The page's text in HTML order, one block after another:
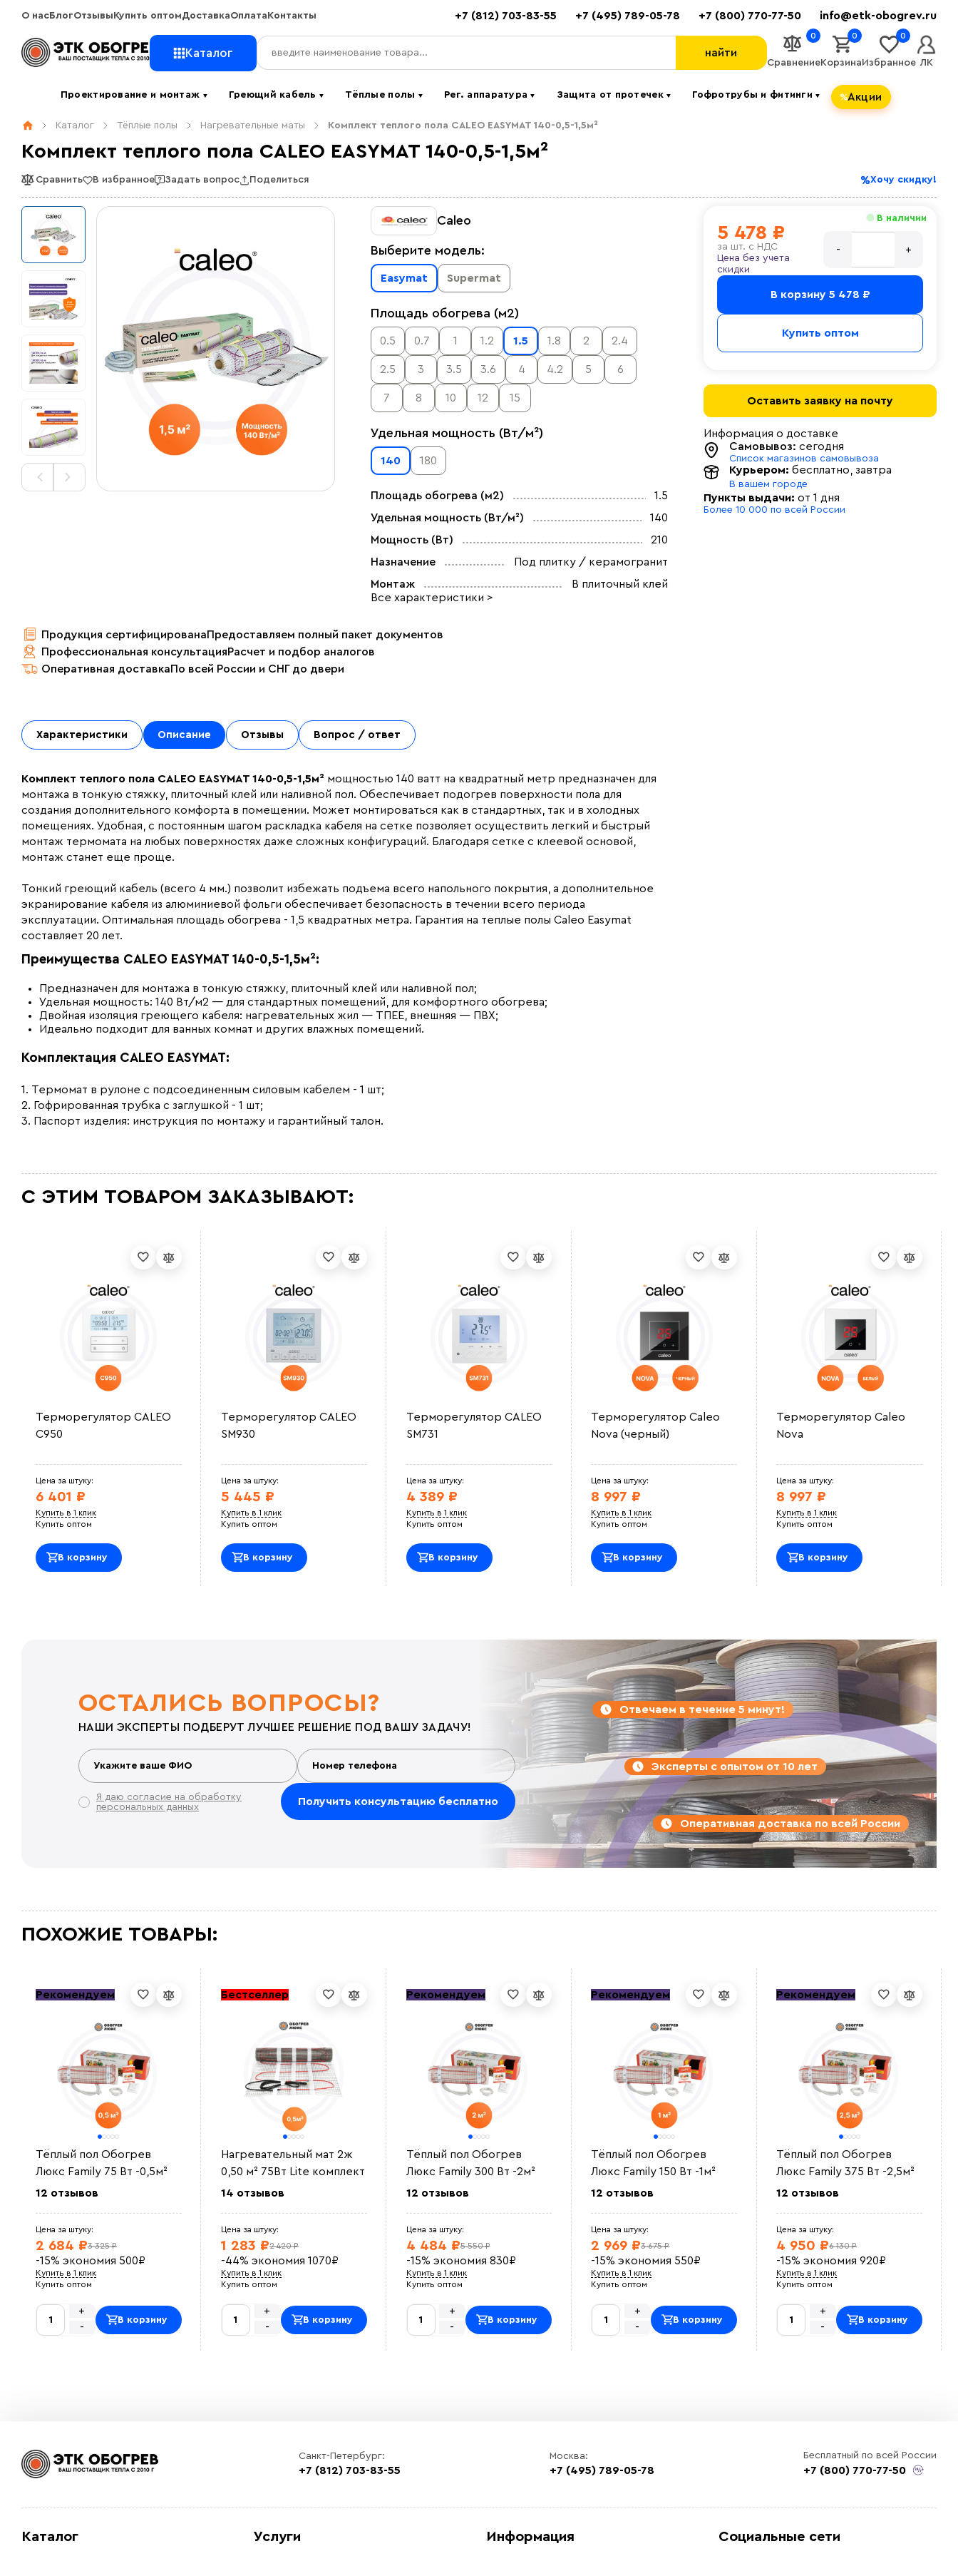
О нас БлогОтзывы Купить оптомДоставкаОплата Контакты +7 (812) 703-83-55 +7 (495) 789-05-78 +7 (800) 770-77-50 info@etk-obogrev.ru
Каталог найти
Сравнение
0
Корзина
0
Избранное
0
ЛК
Проектирование и монтаж ▼ Греющий кабель▼ Тёплые полы ▼ Рег. аппаратура▼ Защита от протечек▼ Гофротрубы и фитинги▼ Акции
Каталог Тёплые полы Нагревательные маты Комплект теплого пола CALEO EASYMAT 140-0,5-1,5м²
Комплект теплого пола CALEO EASYMAT 140-0,5-1,5м²
Сравнить В избранное Задать вопрос Поделиться Хочу скидку!
Caleo
Выберите модель:
Easymat Supermat
Площадь обогрева (м2)
0.5 0.7 1 1.2 1.5 1.8 2 2.4
2.5 3 3.5 3.6 4 4.2 5 6
7 8 10 12 15
Удельная мощность (Вт/м²)
140 180
Площадь обогрева (м2)
1.5
Удельная мощность (Вт/м²)
140
Мощность (Вт)
210
Назначение
Под плитку / керамогранит
Монтаж
В плиточный клей
Все характеристики >
В наличии
5 478 ₽
за шт. с НДС
Цена без учета
скидки
В корзину 5 478 ₽
Купить оптом
Оставить заявку на почту
Информация о доставке
Самовывоз: сегодня
Список магазинов самовывоза
Курьером: бесплатно , завтра
В вашем городе
Пункты выдачи: от 1 дня
Более 10 000 по всей России
Продукция сертифицированаПредоставляем полный пакет документов
Профессиональная консультацияРасчет и подбор аналогов
Оперативная доставкаПо всей России и СНГ до двери
Характеристики Описание Отзывы Вопрос / ответ
Комплект теплого пола CALEO EASYMAT 140-0,5-1,5м² мощностью 140 ватт на квадратный метр предназначен для
монтажа в тонкую стяжку, плиточный клей или наливной пол. Обеспечивает подогрев поверхности пола для
создания дополнительного комфорта в помещении. Может монтироваться как в стандартных, так и в холодных
помещениях. Удобная, с постоянным шагом раскладка кабеля на сетке позволяет осуществить легкий и быстрый
монтаж термомата на любых поверхностях даже сложных конфигураций. Благодаря сетке с клеевой основой,
монтаж станет еще проще.
Тонкий греющий кабель (всего 4 мм.) позволит избежать подъема всего напольного покрытия, а дополнительное
экранирование кабеля из алюминиевой фольги обеспечивает безопасность в течении всего периода
эксплуатации. Оптимальная площадь обогрева - 1,5 квадратных метра. Гарантия на теплые полы Caleo Easymat
составляет 20 лет.
Преимущества CALEO EASYMAT 140-0,5-1,5м²:
Предназначен для монтажа в тонкую стяжку, плиточный клей или наливной пол;
Удельная мощность: 140 Вт/м2 — для стандартных помещений, для комфортного обогрева;
Двойная изоляция греющего кабеля: нагревательных жил — ТПЕЕ, внешняя — ПВХ;
Идеально подходит для ванных комнат и других влажных помещений.
Комплектация CALEO EASYMAT:
1. Термомат в рулоне с подсоединенным силовым кабелем - 1 шт;
2. Гофрированная трубка с заглушкой - 1 шт;
3. Паспорт изделия: инструкция по монтажу и гарантийный талон.
С ЭТИМ ТОВАРОМ ЗАКАЗЫВАЮТ:
Терморегулятор CALEO
C950
Цена за штуку:
6 401 ₽
Купить в 1 клик
Купить оптом
В корзину
Терморегулятор CALEO
SM930
Цена за штуку:
5 445 ₽
Купить в 1 клик
Купить оптом
В корзину
Терморегулятор CALEO
SM731
Цена за штуку:
4 389 ₽
Купить в 1 клик
Купить оптом
В корзину
Терморегулятор Caleo
Nova (черный)
Цена за штуку:
8 997 ₽
Купить в 1 клик
Купить оптом
В корзину
Терморегулятор Caleo
Nova
Цена за штуку:
8 997 ₽
Купить в 1 клик
Купить оптом
В корзину
ОСТАЛИСЬ ВОПРОСЫ?
НАШИ ЭКСПЕРТЫ ПОДБЕРУТ ЛУЧШЕЕ РЕШЕНИЕ ПОД ВАШУ ЗАДАЧУ!
Я даю согласие на обработку
персональных данных
Отвечаем в течение 5 минут!
Эксперты с опытом от 10 лет
Оперативная доставка по всей России
ПОХОЖИЕ ТОВАРЫ:
Рекомендуем
Тёплый пол Обогрев
Люкс Family 75 Вт -0,5м²
12 отзывов
Цена за штуку:
3 325 ₽
2 684 ₽
-15% экономия 500₽
Купить в 1 клик
Купить оптом
-
+
В корзину
Бестселлер
Нагревательный мат 2ж
0,50 м² 75Вт Lite комплект
14 отзывов
Цена за штуку:
2 420 ₽
1 283 ₽
-44% экономия 1070₽
Купить в 1 клик
Купить оптом
-
+
В корзину
Рекомендуем
Тёплый пол Обогрев
Люкс Family 300 Вт -2м²
12 отзывов
Цена за штуку:
5 550 ₽
4 484 ₽
-15% экономия 830₽
Купить в 1 клик
Купить оптом
-
+
В корзину
Рекомендуем
Тёплый пол Обогрев
Люкс Family 150 Вт -1м²
12 отзывов
Цена за штуку:
3 675 ₽
2 969 ₽
-15% экономия 550₽
Купить в 1 клик
Купить оптом
-
+
В корзину
Рекомендуем
Тёплый пол Обогрев
Люкс Family 375 Вт -2,5м²
12 отзывов
Цена за штуку:
6 130 ₽
4 950 ₽
-15% экономия920₽
Купить в 1 клик
Купить оптом
-
+
В корзину
Санкт-Петербург:
+7 (812) 703-83-55
Москва:
+7 (495) 789-05-78
Бесплатный по всей России
+7 (800) 770-77-50
Каталог Услуги Информация Социальные сети